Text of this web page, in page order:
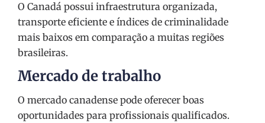
O Canadá possui infraestrutura organizada,
transporte eficiente e índices de criminalidade
mais baixos em comparação a muitas regiões
brasileiras.
Mercado de trabalho
O mercado canadense pode oferecer boas
oportunidades para profissionais qualificados.